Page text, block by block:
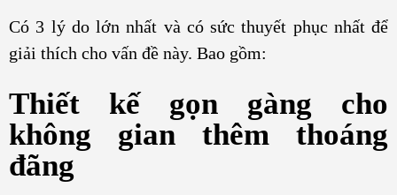
Có 3 lý do lớn nhất và có sức thuyết phục nhất để
giải thích cho vấn đề này. Bao gồm:
Thiết kế gọn gàng cho
không gian thêm thoáng
đãng